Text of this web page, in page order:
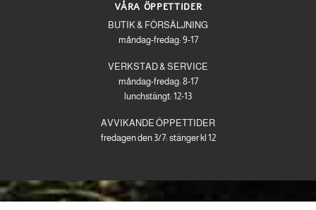
VÅRA ÖPPETTIDER
BUTIK & FÖRSÄLJNING
måndag-fredag: 9-17
VERKSTAD & SERVICE
måndag-fredag: 8-17
lunchstängt: 12-13
AVVIKANDE ÖPPETTIDER
fredagen den 3/7: stänger kl 12